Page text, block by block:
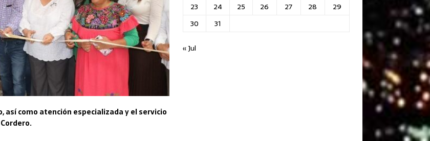
así como atención especializada y el servicio
23
24 25 26 27 28
29
30
31
« Jul